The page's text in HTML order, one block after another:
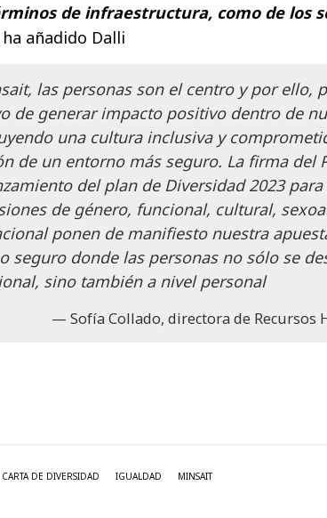
de infraestructura, como de los
ha añadido Dalli
las personas son el centro y por ello,
de generar impacto positivo dentro de
una cultura inclusiva y
de un entorno más seguro. La firma del
del plan de Diversidad 2023
de género, funcional, cultural,
ponen de manifiesto nuestra
seguro donde las personas no sólo se
sino también a nivel personal
Sofía Collado, directora de Recursos
CARTA DE DIVERSIDAD IGUALDAD MINSAIT